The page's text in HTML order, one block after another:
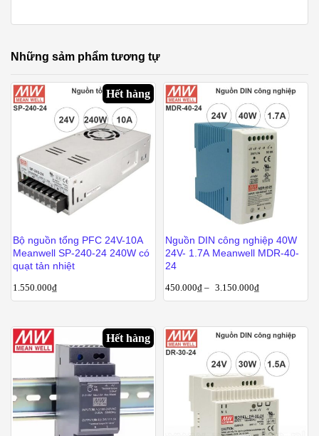
Những sảm phẩm tương tự
Hết hàng
Bộ nguồn tổng PFC 24V-10A
Meanwell SP-240-24 240W có
quạt tản nhiệt
1.550.000₫
Nguồn DIN công nghiệp 40W
24V- 1.7A Meanwell MDR-40-
24
450.000₫ – 3.150.000₫
Hết hàng